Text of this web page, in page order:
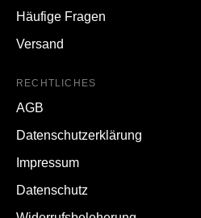
Häufige Fragen
Versand
RECHTLICHES
AGB
Datenschutzerklärung
Impressum
Datenschutz